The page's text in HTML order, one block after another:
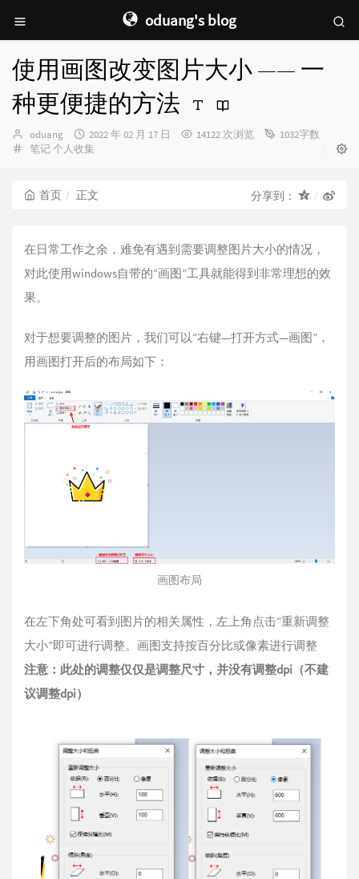
oduang's blog
使用画图改变图片大小 —— 一
种更便捷的方法
博
主：
oduang
发
布
2022 年 02 月 17 日 14122 次浏览
1032字数
分
笔记个人收集
首页 正文 分享到：
在日常工作之余，难免有遇到需要调整图片大小的情况，
对此使用windows自带的“画图”工具就能得到非常理想的效
果。
对于想要调整的图片，我们可以“右键—打开方式—画图”，
用画图打开后的布局如下：
画图布局
在左下角处可看到图片的相关属性，左上角点击“重新调整
大小”即可进行调整。画图支持按百分比或像素进行调整
注意：此处的调整仅仅是调整尺寸，并没有调整dpi（不建
议调整dpi）